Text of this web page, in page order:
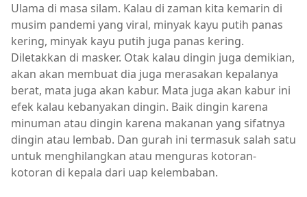
Ulama di masa silam. Kalau di zaman kita kemarin di
musim pandemi yang viral, minyak kayu putih panas
kering, minyak kayu putih juga panas kering.
Diletakkan di masker. Otak kalau dingin juga demikian,
akan akan membuat dia juga merasakan kepalanya
berat, mata juga akan kabur. Mata juga akan kabur ini
efek kalau kebanyakan dingin. Baik dingin karena
minuman atau dingin karena makanan yang sifatnya
dingin atau lembab. Dan gurah ini termasuk salah satu
untuk menghilangkan atau menguras kotoran-
kotoran di kepala dari uap kelembaban.